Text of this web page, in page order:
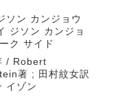
ソン カンジョウ
ジソン カンジョ
ク サイド
/ Robert
著 ; 田村紋女訳
イゾン